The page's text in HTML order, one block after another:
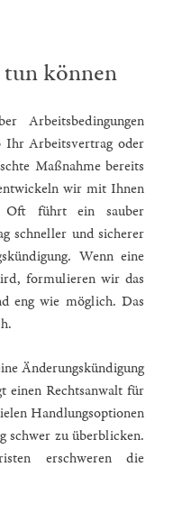
können
Arbeitsbedingungen
Ihr Arbeitsvertrag oder
Maßnahme bereits
wir mit Ihnen
Oft führt ein sauber
schneller und sicherer
Wenn eine
formulieren wir das
eng wie möglich. Das
Änderungskündigung
einen Rechtsanwalt für
Handlungsoptionen
schwer zu überblicken.
erschweren die